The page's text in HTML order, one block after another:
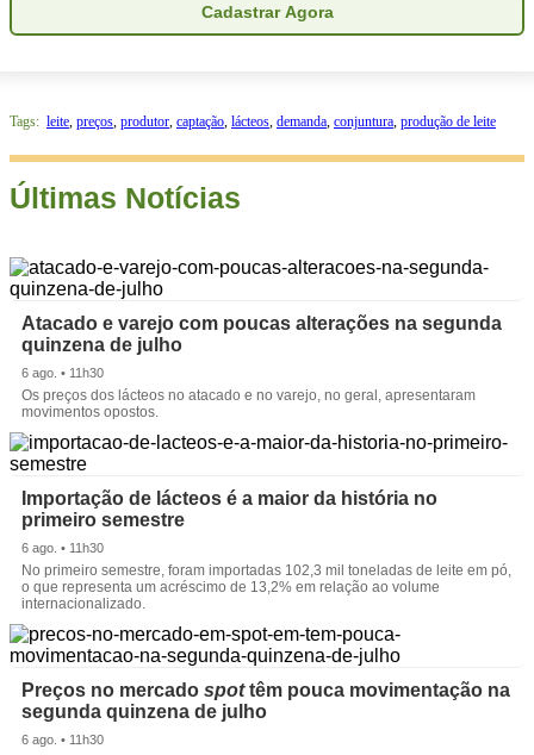
Cadastrar Agora
Tags: leite, preços, produtor, captação, lácteos, demanda, conjuntura, produção de leite
Últimas Notícias
Atacado e varejo com poucas alterações na segunda
quinzena de julho
6 ago. • 11h30
Os preços dos lácteos no atacado e no varejo, no geral, apresentaram
movimentos opostos.
Importação de lácteos é a maior da história no
primeiro semestre
6 ago. • 11h30
No primeiro semestre, foram importadas 102,3 mil toneladas de leite em pó,
o que representa um acréscimo de 13,2% em relação ao volume
internacionalizado.
Preços no mercado spottêm pouca movimentação na
segunda quinzena de julho
6 ago. • 11h30